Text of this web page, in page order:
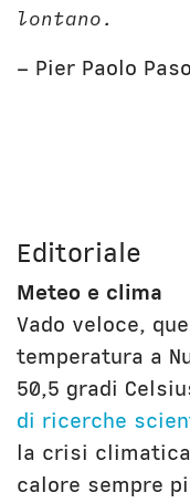
lontano.
– Pier Paolo
Editoriale
Meteo e clima
Vado veloce,
temperatura a
50,5 gradi
di ricerche
la crisi
calore sempre